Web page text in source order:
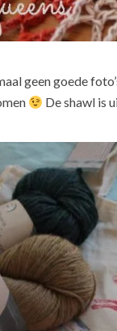
geen goede
De shawl is